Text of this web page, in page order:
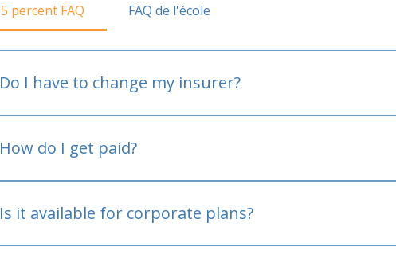
5 percent FAQ FAQ de l'école
Do I have to change my insurer?
How do I get paid?
Is it available for corporate plans?